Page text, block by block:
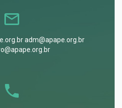
adm@apape.org.br